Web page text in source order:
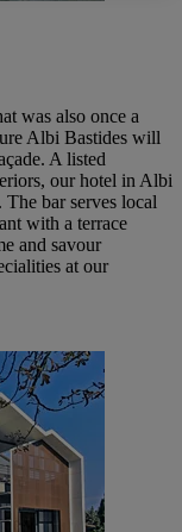
was also once a
Albi Bastides will
A listed
our hotel in Albi
bar serves local
with a terrace
and savour
at our